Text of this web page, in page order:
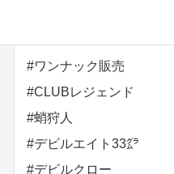
#ワンナック販売
#CLUBレジェンド
#蛸狩人
#デビルエイト33㌘
#デビルクロー